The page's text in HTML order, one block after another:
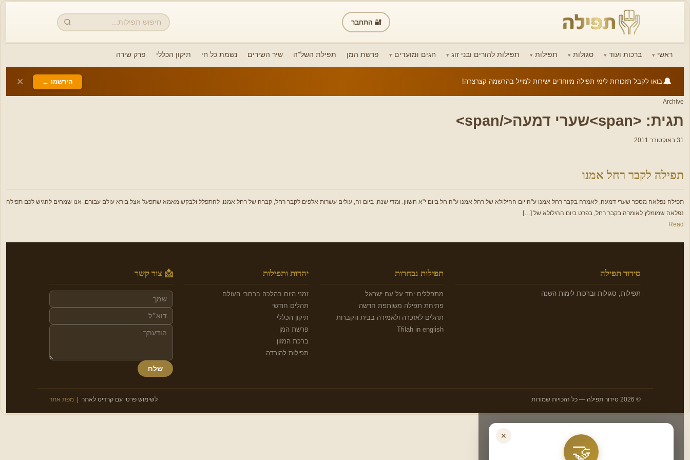
🔐 התחבר
חיפוש
ראשי ברכות ועוד סגולות תפילות תפילות להורים ובני זוג חגים ומועדים פרשת המן תפילת השל”ה שיר השירים נשמת כל חי תיקון הכללי פרק שירה
🔔בואו לקבל תזכורות לימי תפילה מיוחדים ישירות למייל בהרשמה קצרצרה! הירשמו ← ✕
Archive
תגית: <span>שערי דמעה</span>
31 באוקטובר 2011
תפילה לקבר רחל אמנו
תפילה נפלאה מספר שערי דמעה, לאמרה בקבר רחל אמנו ע"ה יום ההילולא של רחל אמנו ע"ה חל ביום י"א חשוון. ומדי שנה, ביום זה, עולים עשרות אלפים לקבר רחל, קברה של רחל אמנו, להתפלל ולבקש מאמא שתפעל אצל בורא עולם עבורם. אנו שמחים להגיש לכם תפילה
נפלאה שמומלץ לאומרה בקבר רחל, בפרט ביום ההילולא של […]
Read
סידור תפילה
תפילות, סגולות וברכות לימות השנה
תפילות נבחרות
מתפללים יחד על עם ישראל
פתיחת תפילה משותפת חדשה
תהלים לאזכרה ולאמירה בבית הקברות
Tfilah in english
יהדות ותפילות
זמני היום בהלכה ברחבי העולם
תהלים חודשי
תיקון הכללי
פרשת המן
ברכת המזון
תפילות להורדה
📩 צור קשר
שלח
© 2026 סידור תפילה — כל הזכויות שמורות לשימוש פרטי עם קרדיט לאתר | מפת אתר
✕
🤝